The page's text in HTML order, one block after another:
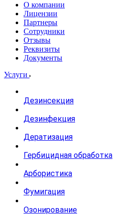
О компании
Лицензии
Партнеры
Сотрудники
Отзывы
Реквизиты
Документы
Услуги
Дезинсекция
Дезинфекция
Дератизация
Гербицидная обработка
Арбористика
Фумигация
Озонирование